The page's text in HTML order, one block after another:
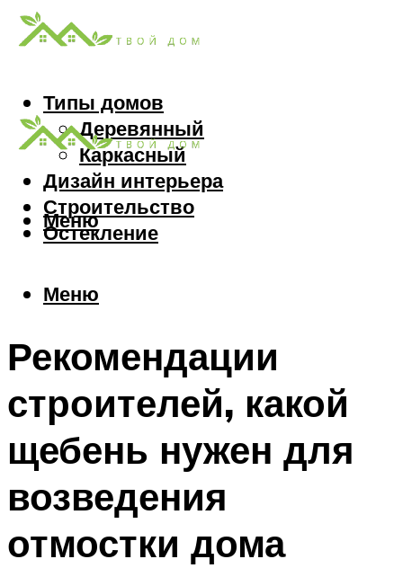
Типы домов
Деревянный
Каркасный
Дизайн интерьера
Строительство
Остекление
Меню
Меню
Рекомендации
строителей, какой
щебень нужен для
возведения
отмостки дома